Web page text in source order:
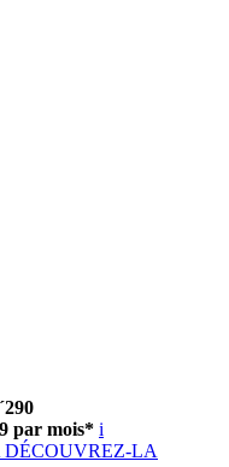
par mois* i
DÉCOUVREZ-LA